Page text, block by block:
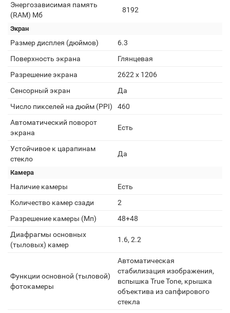
Энергозависимая память
(RAM) Мб
8192
Экран
Размер дисплея (дюймов)
6.3
Поверхность экрана
Глянцевая
Разрешение экрана
2622 x 1206
Сенсорный экран
Да
Число пикселей на дюйм (PPI)
460
Автоматический поворот
экрана
Есть
Устойчивое к царапинам
стекло
Да
Камера
Наличие камеры
Есть
Количество камер сзади
2
Разрешение камеры (Мп)
48+48
Диафрагмы основных
(тыловых) камер
1.6, 2.2
Функции основной (тыловой)
фотокамеры
Автоматическая
стабилизация изображения,
вспышка True Tone, крышка
объектива из сапфирового
стекла